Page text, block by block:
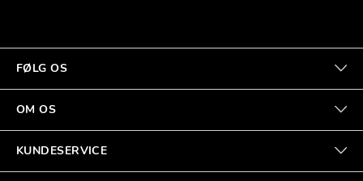
FØLG OS
OM OS
KUNDESERVICE